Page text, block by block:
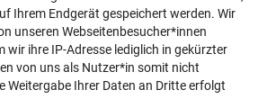
der DFG direkt in Ihr Mailpostfach oder
online an.
Ihrem Endgerät gespeichert werden. Wir
unseren Webseitenbesucher*innen
wir ihre IP-Adresse lediglich in gekürzter
von uns als Nutzer*in somit nicht
Weitergabe Ihrer Daten an Dritte erfolgt